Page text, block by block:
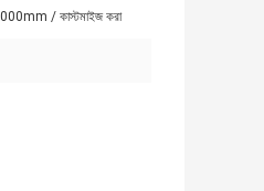
/ কাস্টমাইজ করা